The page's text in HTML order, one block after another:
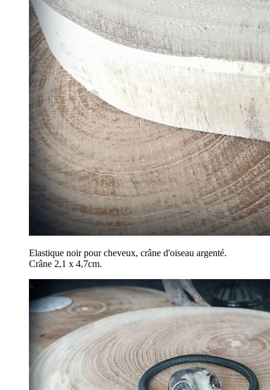
Elastique noir pour cheveux, crâne d'oiseau argenté.
Crâne 2,1 x 4,7cm.